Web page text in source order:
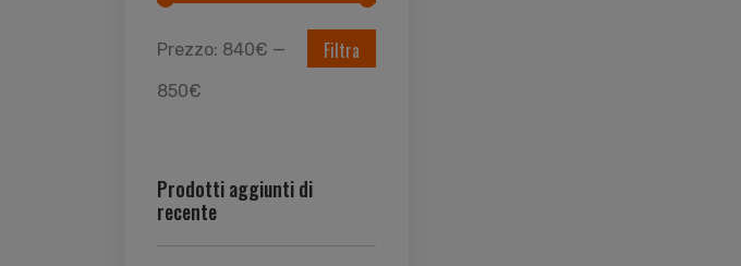
Filtra
Prezzo: 840€ —
850€
Prodotti aggiunti di
recente